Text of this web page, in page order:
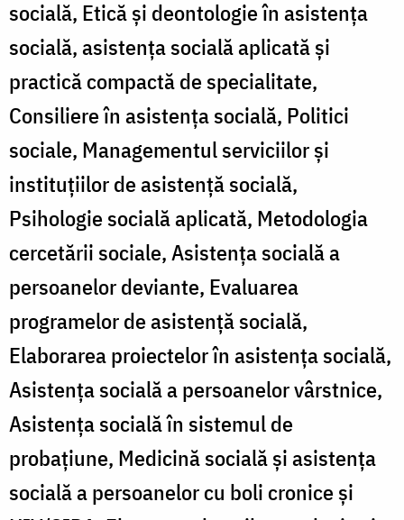
socială, Etică și deontologie în asistența
socială, asistența socială aplicată și
practică compactă de specialitate,
Consiliere în asistența socială, Politici
sociale, Managementul serviciilor și
instituțiilor de asistență socială,
Psihologie socială aplicată, Metodologia
cercetării sociale, Asistența socială a
persoanelor deviante, Evaluarea
programelor de asistență socială,
Elaborarea proiectelor în asistența socială,
Asistența socială a persoanelor vârstnice,
Asistența socială în sistemul de
probațiune, Medicină socială și asistența
socială a persoanelor cu boli cronice și